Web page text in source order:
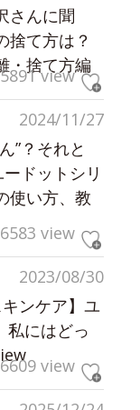
さんに聞
捨て方は？
・捨て方編
view
2024/11/27
”？それと
ードットシリ
使い方、教
view
2023/08/30
キンケア】ユ
私にはどっ
view